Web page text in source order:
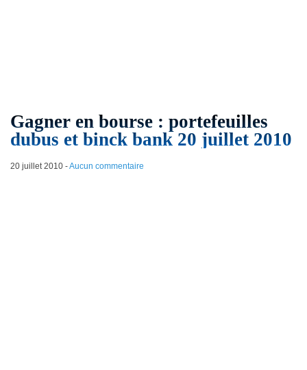
Gagner en bourse : portefeuilles
dubus et binck bank 20 juillet 2010
20 juillet 2010-Aucun commentaire